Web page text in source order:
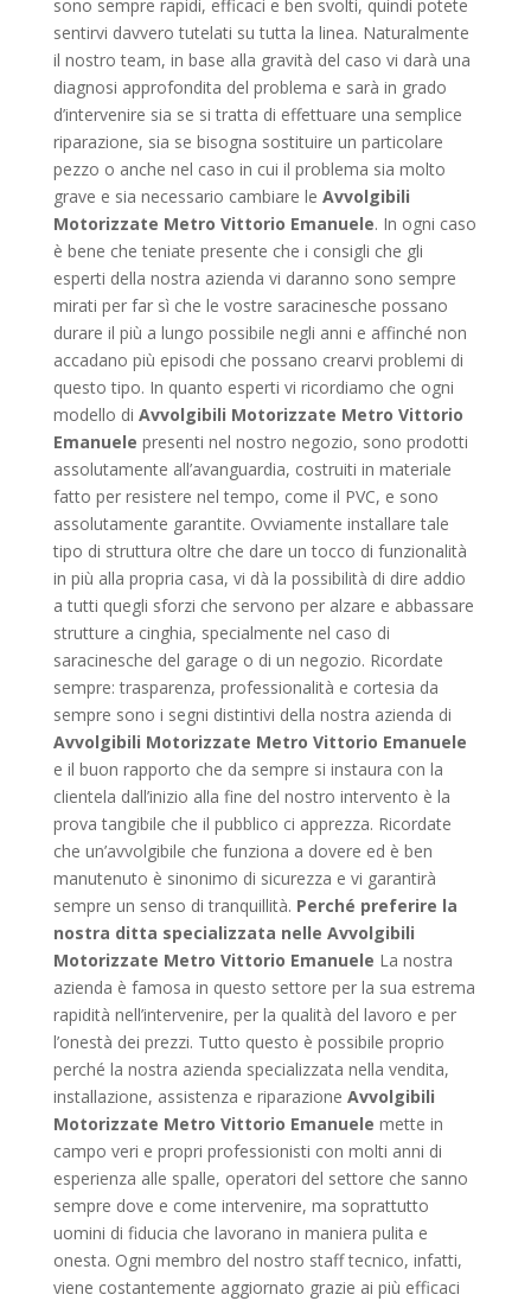
sono sempre rapidi, efficaci e ben svolti, quindi potete
sentirvi davvero tutelati su tutta la linea. Naturalmente
il nostro team, in base alla gravità del caso vi darà una
diagnosi approfondita del problema e sarà in grado
d’intervenire sia se si tratta di effettuare una semplice
riparazione, sia se bisogna sostituire un particolare
pezzo o anche nel caso in cui il problema sia molto
grave e sia necessario cambiare le Avvolgibili
Motorizzate Metro Vittorio Emanuele. In ogni caso
è bene che teniate presente che i consigli che gli
esperti della nostra azienda vi daranno sono sempre
mirati per far sì che le vostre saracinesche possano
durare il più a lungo possibile negli anni e affinché non
accadano più episodi che possano crearvi problemi di
questo tipo. In quanto esperti vi ricordiamo che ogni
modello di Avvolgibili Motorizzate Metro Vittorio
Emanuele presenti nel nostro negozio, sono prodotti
assolutamente all’avanguardia, costruiti in materiale
fatto per resistere nel tempo, come il PVC, e sono
assolutamente garantite. Ovviamente installare tale
tipo di struttura oltre che dare un tocco di funzionalità
in più alla propria casa, vi dà la possibilità di dire addio
a tutti quegli sforzi che servono per alzare e abbassare
strutture a cinghia, specialmente nel caso di
saracinesche del garage o di un negozio. Ricordate
sempre: trasparenza, professionalità e cortesia da
sempre sono i segni distintivi della nostra azienda di
Avvolgibili Motorizzate Metro Vittorio Emanuele
e il buon rapporto che da sempre si instaura con la
clientela dall’inizio alla fine del nostro intervento è la
prova tangibile che il pubblico ci apprezza. Ricordate
che un’avvolgibile che funziona a dovere ed è ben
manutenuto è sinonimo di sicurezza e vi garantirà
sempre un senso di tranquillità. Perché preferire la
nostra ditta specializzata nelle Avvolgibili
Motorizzate Metro Vittorio Emanuele La nostra
azienda è famosa in questo settore per la sua estrema
rapidità nell’intervenire, per la qualità del lavoro e per
l’onestà dei prezzi. Tutto questo è possibile proprio
perché la nostra azienda specializzata nella vendita,
installazione, assistenza e riparazione Avvolgibili
Motorizzate Metro Vittorio Emanuele mette in
campo veri e propri professionisti con molti anni di
esperienza alle spalle, operatori del settore che sanno
sempre dove e come intervenire, ma soprattutto
uomini di fiducia che lavorano in maniera pulita e
onesta. Ogni membro del nostro staff tecnico, infatti,
viene costantemente aggiornato grazie ai più efficaci